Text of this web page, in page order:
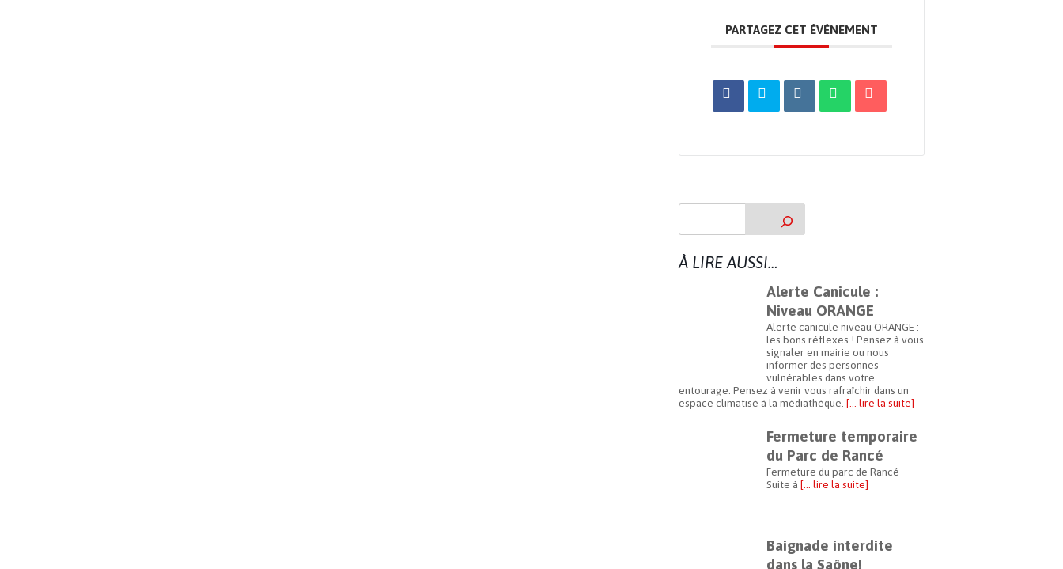
PARTAGEZ CET ÉVÉNEMENT
À LIRE AUSSI…
Alerte Canicule :
Niveau ORANGE
Alerte canicule niveau ORANGE :
les bons réflexes ! Pensez à vous
signaler en mairie ou nous
informer des personnes
vulnérables dans votre
entourage. Pensez à venir vous rafraîchir dans un
espace climatisé à la médiathèque. [… lire la suite]
Fermeture temporaire
du Parc de Rancé
Fermeture du parc de Rancé
Suite à [… lire la suite]
Baignade interdite
dans la Saône!